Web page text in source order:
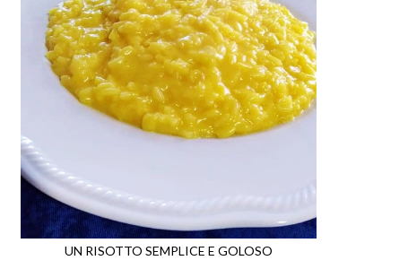
UN RISOTTO SEMPLICE E GOLOSO